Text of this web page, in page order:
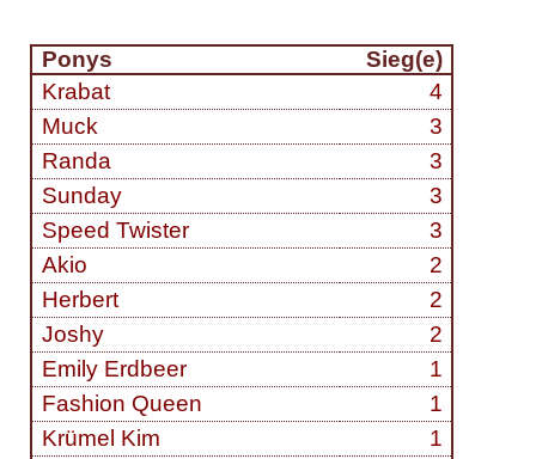
Ponys
Sieg(e)
Krabat
4
Muck
3
Randa
3
Sunday
3
Speed Twister
3
Akio
2
Herbert
2
Joshy
2
Emily Erdbeer
1
Fashion Queen
1
Krümel Kim
1